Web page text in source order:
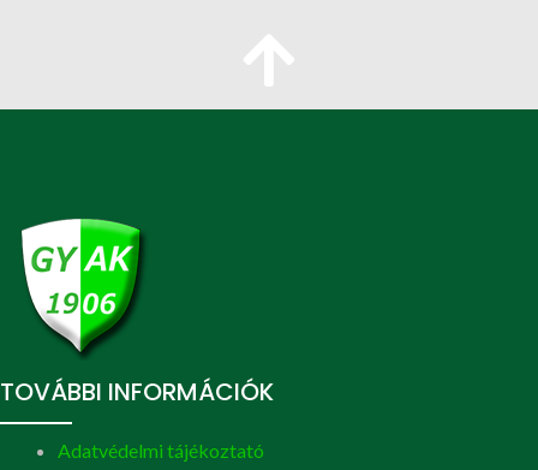
TOVÁBBI INFORMÁCIÓK
Adatvédelmi tájékoztató